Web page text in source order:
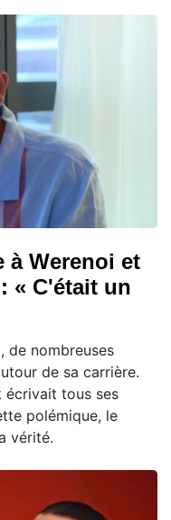
à Werenoi et
« C'était un
de nombreuses
de sa carrière.
écrivait tous ses
polémique, le
vérité.